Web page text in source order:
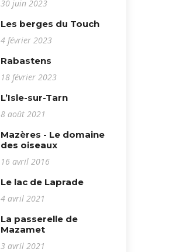
30 juin 2023
Les berges du Touch
4 février 2023
Rabastens
18 février 2023
L’Isle-sur-Tarn
8 août 2021
Mazères - Le domaine
des oiseaux
16 avril 2016
Le lac de Laprade
4 avril 2021
La passerelle de
Mazamet
3 avril 2021